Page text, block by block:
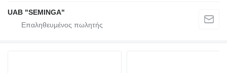
UAB "SEMINGA"